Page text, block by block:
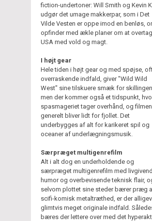
fiction-undertoner: Will Smith og Kevin
udgør det umage makkerpar, som i Det
Vilde Vesten er oppe imod en benløs,
opfinder med ækle planer om at
USA med vold og magt.
I højt gear
Hele tiden i højt gear og med spøjse,
overraskende indfald, giver "Wild Wild
West" sine tilskuere smæk for skillingen,
men der kommer også et tidspunkt,
spasmageriet tager overhånd, og filmen
generelt bliver lidt for fjollet. Det
underbygges af alt for karikeret spil og
oceaner af underlægningsmusik.
Særpræget multigenrefilm
Alt i alt dog en underholdende og
særpræget multigenrefilm med
humor og overbevisende teknisk flair,
selvom plottet sine steder bærer præg
scifi-komisk metaltræthed, er der
glimtvis meget originale indfald.
bæres der lettere over med det